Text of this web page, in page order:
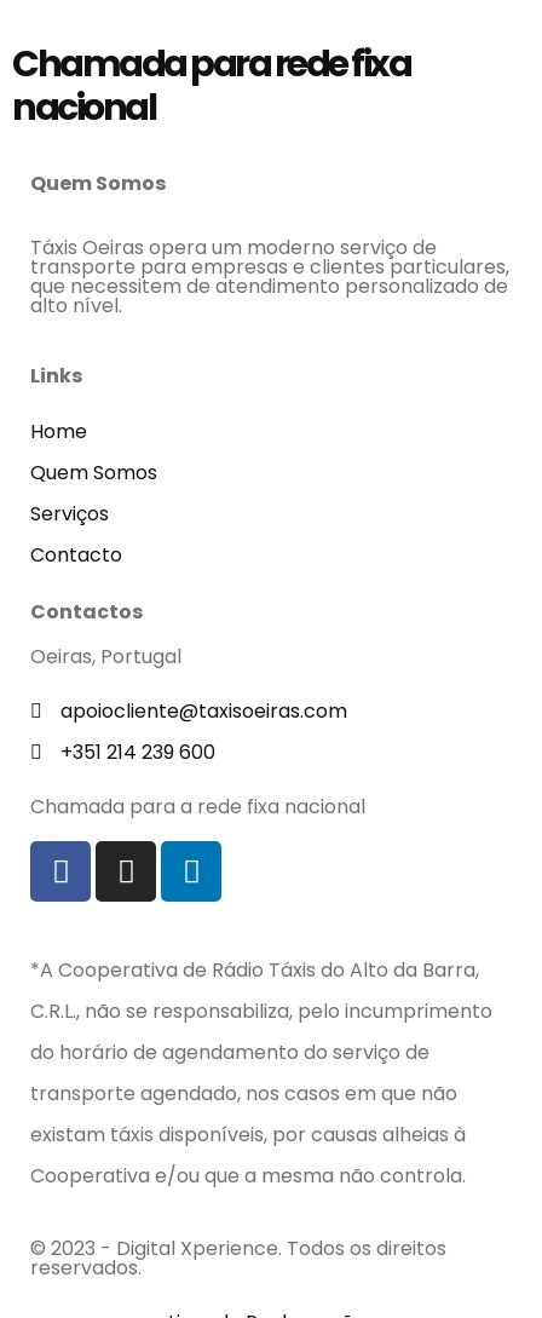
Chamada para rede fixa
nacional
Quem Somos
Táxis Oeiras opera um moderno serviço de
transporte para empresas e clientes particulares,
que necessitem de atendimento personalizado de
alto nível.
Links
Home
Quem Somos
Serviços
Contacto
Contactos
Oeiras, Portugal
apoiocliente@taxisoeiras.com
+351 214 239 600
Chamada para a rede fixa nacional
*A Cooperativa de Rádio Táxis do Alto da Barra,
C.R.L., não se responsabiliza, pelo incumprimento
do horário de agendamento do serviço de
transporte agendado, nos casos em que não
existam táxis disponíveis, por causas alheias à
Cooperativa e/ou que a mesma não controla.
© 2023 - Digital Xperience. Todos os direitos
reservados.